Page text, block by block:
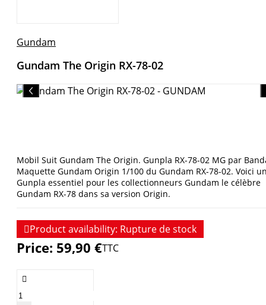
Gundam
Gundam The Origin RX-78-02
Mobil Suit Gundam The Origin. Gunpla RX-78-02 MG par
Maquette Gundam Origin 1/100 du Gundam RX-78-02. Voici
Gunpla essentiel pour les collectionneurs Gundam le célèbre
Gundam RX-78 dans sa version Origin.
Price: 59,90 €TTC

Product availability: Rupture de stock